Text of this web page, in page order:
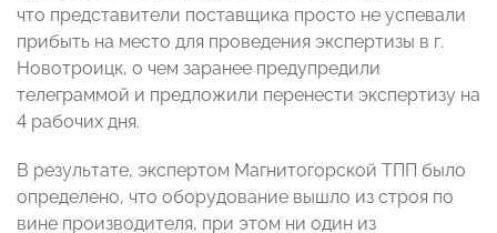
что представители поставщика просто не успевали
прибыть на место для проведения экспертизы в г.
Новотроицк, о чем заранее предупредили
телеграммой и предложили перенести экспертизу на
4 рабочих дня.
В результате, экспертом Магнитогорской ТПП было
определено, что оборудование вышло из строя по
вине производителя, при этом ни один из